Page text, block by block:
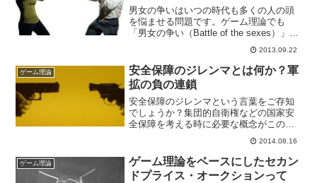
男女の争いはいつの時代も多くの人の頭
を悩ませる問題です。ゲーム理論でも
「男女の争い（Battle of the sexes）」と
いう有名な例があります。今回はそんな
男女の争いについて説明します。男女の
争いとは？ゲーム理論で取り上げる「男
女の...
2013.09.22
ゲーム理論
安全保障のジレンマとは何か？軍
拡の負の連鎖
安全保障のジレンマという言葉をご存知
でしょうか？集団的自衛権などの国家安
全保障を考える時に必要な概念がこの安
全保障のジレンマです。安全保障のジレ
ンマは、Wikipediaで以下のように定義さ
れています。安全保障のジレンマとは、
他国に対する脅...
2014.08.16
ゲーム理論
ゲーム理論をベースにしたセカン
ドプライス・オークションって